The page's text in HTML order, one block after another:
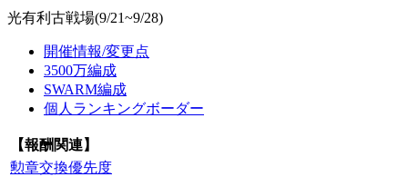
光有利古戦場(9/21~9/28)
開催情報/変更点
3500万編成
SWARM編成
個人ランキングボーダー
【報酬関連】
勲章交換優先度